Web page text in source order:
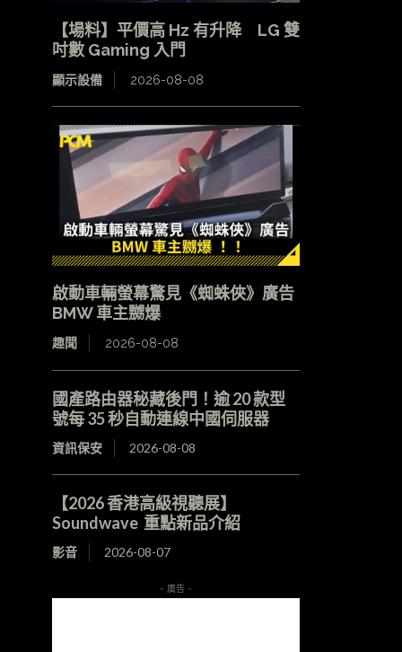
【場料】平價高 Hz 有升降 LG 雙
吋數 Gaming 入門
顯示設備 2026-08-08
啟動車輛螢幕驚見《蜘蛛俠》廣告
BMW 車主嬲爆
趣聞 2026-08-08
國產路由器秘藏後門！逾 20 款型
號每 35 秒自動連線中國伺服器
資訊保安 2026-08-08
【2026 香港高級視聽展】
Soundwave 重點新品介紹
影音 2026-08-07
- 廣告 -